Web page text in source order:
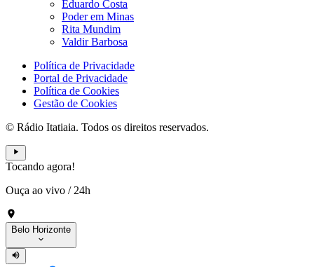
Eduardo Costa
Poder em Minas
Rita Mundim
Valdir Barbosa
Política de Privacidade
Portal de Privacidade
Política de Cookies
Gestão de Cookies
© Rádio Itatiaia. Todos os direitos reservados.
Tocando agora!
Ouça ao vivo / 24h
Belo Horizonte